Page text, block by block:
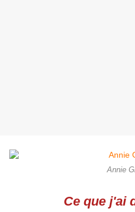
Annie
Ce que j'ai